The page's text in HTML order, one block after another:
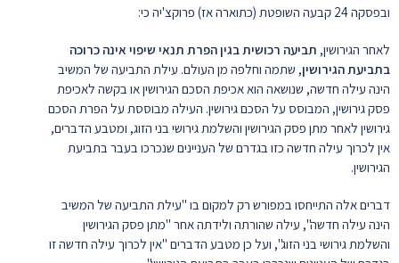
ובפסקה 24 קבעה השופטת (כתוארה אז) פרוקצ'יה כי:
לאחר הגירושין, תביעה רכושית בגין הפרת תנאי שיפוי אינה כרוכה
בתביעת הגירושין, שתמה וחלפה מן העולם. עילת התביעה של המשיב
הינה עילה חדשה, שנושאה הוא אכיפת הסכם הגירושין או בקשה לאכיפת
פסק גירושין, המבוסס על הסכם גירושין. העילה מבוססת על הפרת הסכם
גירושין לאחר מתן פסק הגירושין והשלמת גירושי בני הזוג, ומטבע הדברים,
אין לכרוך עילה חדשה כזו בגדרם של העניינים שנכרכו בעבר בתביעת
הגירושין.
דברים אלה התייחסו במפורש רק למקום בו "עילת התביעה של המשיב
הינה עילה חדשה", עילה שהורתה ולידתה אחר "מתן פסק הגירושין
והשלמת גירושי בני הזוג", ועל כן מטבע הדברים "אין לכרוך עילה חדשה זו